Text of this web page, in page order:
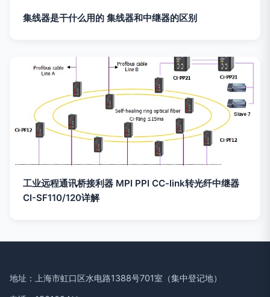
集线器是干什么用的 集线器和中继器的区别
工业远程通讯桥接利器 MPI PPI CC-link转光纤中继器
CI-SF110/120详解
地址：上海市虹口区水电路1388号701室（集中登记地）